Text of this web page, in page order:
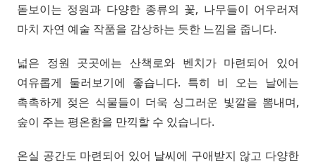
돋보이는 정원과 다양한 종류의 꽃, 나무들이 어우러져
마치 자연 예술 작품을 감상하는 듯한 느낌을 줍니다.
넓은 정원 곳곳에는 산책로와 벤치가 마련되어 있어
여유롭게 둘러보기에 좋습니다. 특히 비 오는 날에는
촉촉하게 젖은 식물들이 더욱 싱그러운 빛깔을 뽐내며,
숲이 주는 평온함을 만끽할 수 있습니다.
온실 공간도 마련되어 있어 날씨에 구애받지 않고 다양한